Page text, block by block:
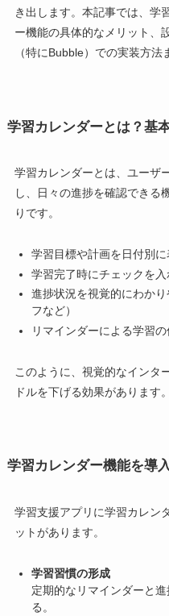
き出します。本記事では、学
ー機能の具体的なメリット、
（特にBubble）での実装方法
学習カレンダーとは？基
学習カレンダーとは、ユーザ
し、日々の進捗を確認できる
りです。
学習目標や計画を日付別に
学習完了時にチェックを
進捗状況を視覚的にわか
フなど）
リマインダーによる学習の
このように、視覚的なインタ
ドルを下げる効果があります。
学習カレンダー機能を導
学習支援アプリに学習カレン
ットがあります。
学習習慣の形成
定期的なリマインダーと
る。